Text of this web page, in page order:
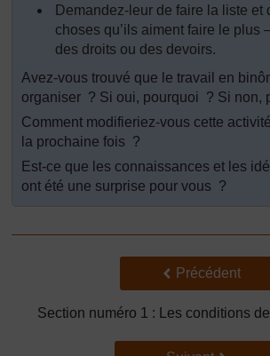
Demandez-leur de faire la liste et
choses qu’ils aiment faire le plus
des droits ou des devoirs.
Avez-vous trouvé que le travail en
organiser ? Si oui, pourquoi ? Si non,
Comment modifieriez-vous cette
la prochaine fois ?
Est-ce que les connaissances et les
ont été une surprise pour vous ?
Précédent
Précédent
Section numéro 1 : Les conditions